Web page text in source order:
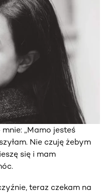
„Mamo jesteś
Nie czuję żebym
się i mam
teraz czekam na